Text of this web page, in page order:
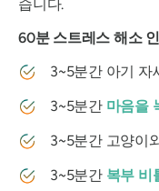
습니다.
60분 스트레스 해소
3~5분간 아기 자
3~5분간 마음을
3~5분간 고양이
3~5분간 복부 비